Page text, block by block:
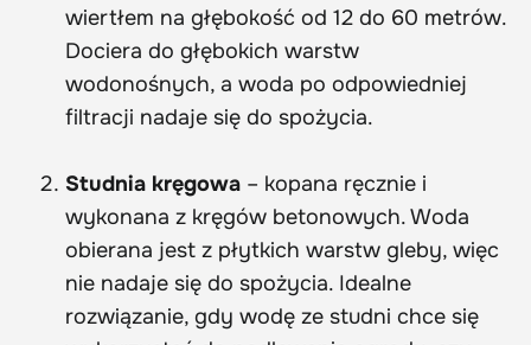
wiertłem na głębokość od 12 do 60 metrów.
Dociera do głębokich warstw
wodonośnych, a woda po odpowiedniej
filtracji nadaje się do spożycia.
Studnia kręgowa – kopana ręcznie i
wykonana z kręgów betonowych. Woda
obierana jest z płytkich warstw gleby, więc
nie nadaje się do spożycia. Idealne
rozwiązanie, gdy wodę ze studni chce się